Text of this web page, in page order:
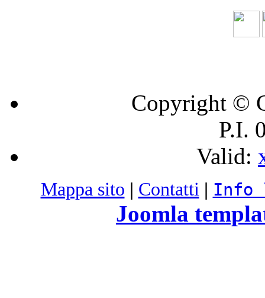
Copyright ©
P.I.
Valid:
Mappa sito | Contatti | Info
Joomla